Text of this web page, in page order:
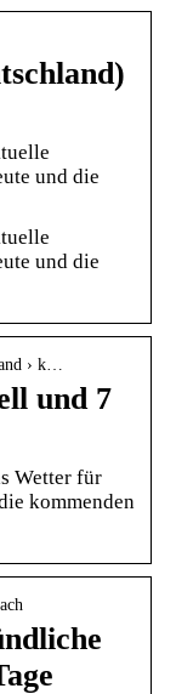
und die
und die
› k…
und 7
Wetter für
kommenden